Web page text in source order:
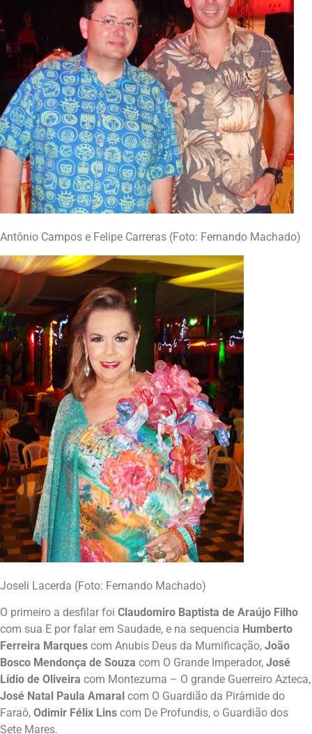
Antônio Campos e Felipe Carreras (Foto: Fernando Machado)
Joseli Lacerda (Foto: Fernando Machado)
O primeiro a desfilar foi Claudomiro Baptista de Araújo Filho
com sua E por falar em Saudade, e na sequencia Humberto
Ferreira Marques com Anubis Deus da Mumificação, João
Bosco Mendonça de Souza com O Grande Imperador, José
Lídio de Oliveira com Montezuma – O grande Guerreiro Azteca,
José Natal Paula Amaral com O Guardião da Pirâmide do
Faraô, Odimir Félix Lins com De Profundis, o Guardião dos
Sete Mares.